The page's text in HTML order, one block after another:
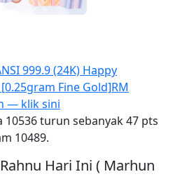
999.9 (24K) Happy
Fine Gold]RM
— klik sini
10536 turun sebanyak 47 pts
10489.
Hari Ini ( Marhun